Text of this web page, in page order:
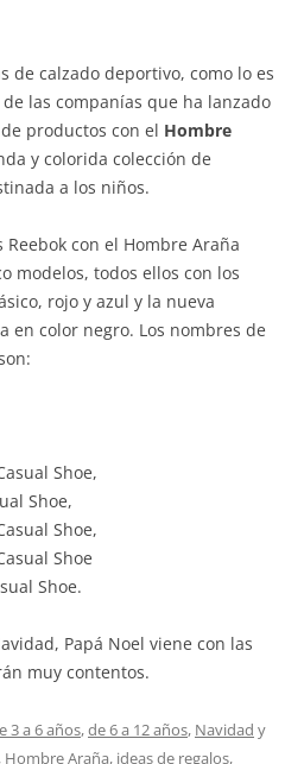
de calzado deportivo, como lo es
de las companías que ha lanzado
productos con el Hombre
y colorida colección de
a los niños.
con el Hombre Araña
modelos, todos ellos con los
rojo y azul y la nueva
en color negro. Los nombres de
Shoe,
Shoe,
Shoe,
Shoe
Shoe.
Papá Noel viene con las
muy contentos.
3 a 6 años,de 6 a 12 años, Navidad y
, Hombre Araña, ideas de regalos,